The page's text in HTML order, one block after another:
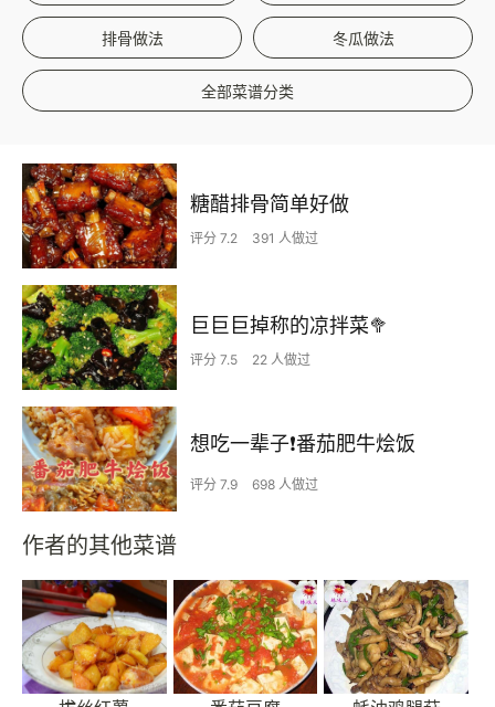
排骨做法 冬瓜做法
全部菜谱分类
糖醋排骨简单好做
评分 7.2 391 人做过
巨巨巨掉称的凉拌菜🥦
评分 7.5 22 人做过
想吃一辈子❗️番茄肥牛烩饭
评分 7.9 698 人做过
作者的其他菜谱